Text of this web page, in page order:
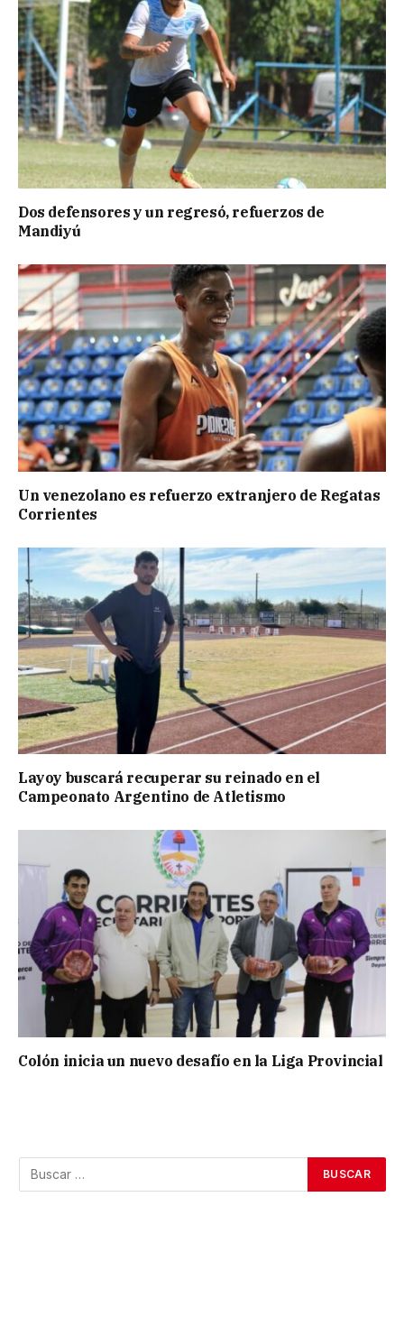
Dos defensores y un regresó, refuerzos de
Mandiyú
Un venezolano es refuerzo extranjero de Regatas
Corrientes
Layoy buscará recuperar su reinado en el
Campeonato Argentino de Atletismo
Colón inicia un nuevo desafío en la Liga Provincial